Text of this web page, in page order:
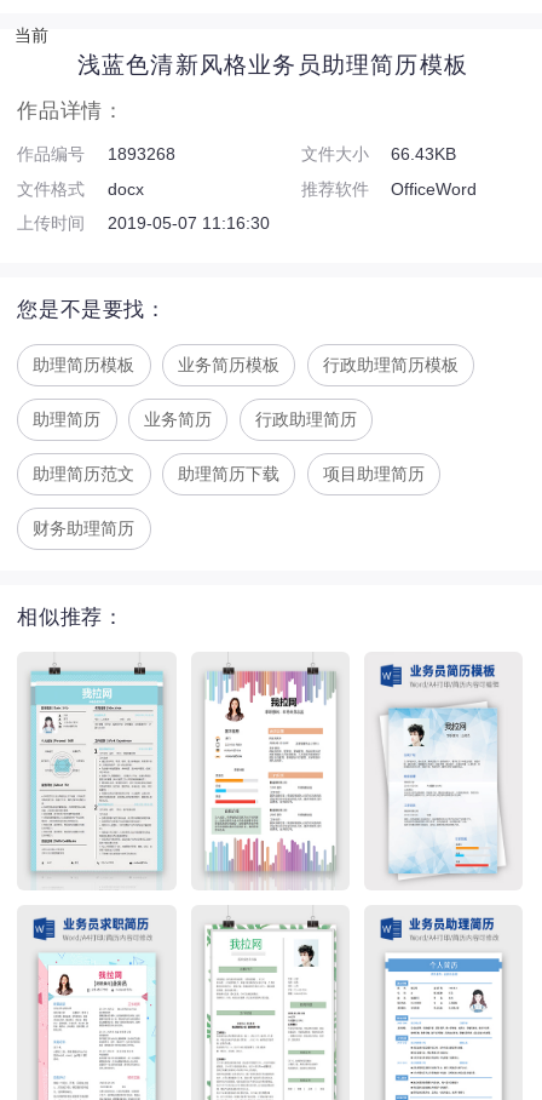
当前
浅蓝色清新风格业务员助理简历模板
作品详情：
作品编号 1893268 文件大小
66.43KB
文件格式
docx 推荐软件
OfficeWord
上传时间
2019-05-07 11:16:30
您是不是要找：
助理简历模板 业务简历模板 行政助理简历模板
助理简历 业务简历 行政助理简历
助理简历范文 助理简历下载 项目助理简历
财务助理简历
相似推荐：